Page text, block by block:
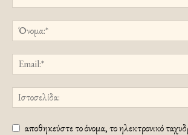
αποθηκεύστε το όνομα, το ηλεκτρονικό